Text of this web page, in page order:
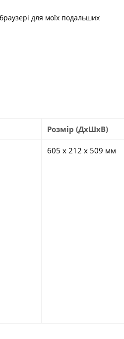
для моїх подальших
Розмір (ДхШхВ)
605 х 212 х 509 мм